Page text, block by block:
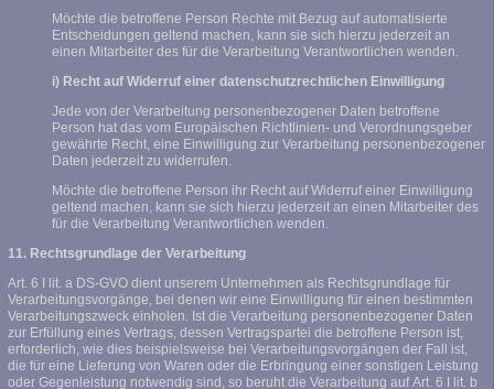
Möchte die betroffene Person Rechte mit Bezug auf automatisierte
Entscheidungen geltend machen, kann sie sich hierzu jederzeit an
einen Mitarbeiter des für die Verarbeitung Verantwortlichen wenden.
i) Recht auf Widerruf einer datenschutzrechtlichen Einwilligung
Jede von der Verarbeitung personenbezogener Daten betroffene
Person hat das vom Europäischen Richtlinien- und Verordnungsgeber
gewährte Recht, eine Einwilligung zur Verarbeitung personenbezogener
Daten jederzeit zu widerrufen.
Möchte die betroffene Person ihr Recht auf Widerruf einer Einwilligung
geltend machen, kann sie sich hierzu jederzeit an einen Mitarbeiter des
für die Verarbeitung Verantwortlichen wenden.
11. Rechtsgrundlage der Verarbeitung
Art. 6 I lit. a DS-GVO dient unserem Unternehmen als Rechtsgrundlage für
Verarbeitungsvorgänge, bei denen wir eine Einwilligung für einen bestimmten
Verarbeitungszweck einholen. Ist die Verarbeitung personenbezogener Daten
zur Erfüllung eines Vertrags, dessen Vertragspartei die betroffene Person ist,
erforderlich, wie dies beispielsweise bei Verarbeitungsvorgängen der Fall ist,
die für eine Lieferung von Waren oder die Erbringung einer sonstigen Leistung
oder Gegenleistung notwendig sind, so beruht die Verarbeitung auf Art. 6 I lit. b